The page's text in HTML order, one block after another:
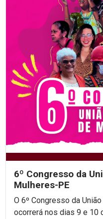
6º Congresso da
Mulheres-PE
O 6º Congresso da
ocorrerá nos dias 9 e 10